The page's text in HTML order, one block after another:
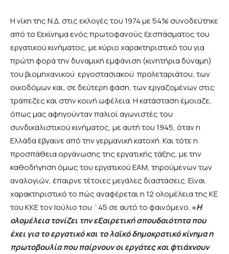
Η νίκη της Ν.Δ. στις εκλογές του 1974 με 54% συνοδεύτηκε
από το ξεκίνημα ενός πρωτοφανούς ξεσπάσματος του
εργατικού κινήματος, με κύριο χαρακτηριστικό του για
πρώτη φορά την δυναμική εμφάνιση (κινητήρια δύναμη)
του βιομηχανικού εργοστασιακού προλεταριάτου, των
οικοδόμων και, σε δεύτερη φάση, των εργαζομένων στις
τράπεζες και στην κοινή ωφέλεια. Η κατάσταση έμοιαζε,
όπως μας αφηγούνταν παλιοί αγωνιστές του
συνδικαλιστικού κινήματος, με αυτή του 1945, όταν η
Ελλάδα έβγαινε από την γερμανική κατοχή. Και τότε η
προσπάθεια οργάνωσης της εργατικής τάξης, με την
καθοδήγηση όμως του εργατικού ΕΑΜ, τηρούμενων των
αναλογιών, έπαιρνε τέτοιες μεγάλες διαστάσεις. Είναι
χαρακτηριστικό το πώς αναφέρεται η 12 ολομέλεια της ΚΕ
του ΚΚΕ τον Ιούλιο του ΄45 σε αυτό το φαινόμενο. «Η
ολομέλεια τονίζει την εξαιρετική σπουδαιότητα που
έχει για το εργατικό και το λαϊκό δημοκρατικό κίνημα η
πρωτοβουλία που παίρνουν οι εργάτες και φτιάχνουν